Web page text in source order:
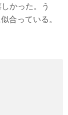
かった。う
合っている。